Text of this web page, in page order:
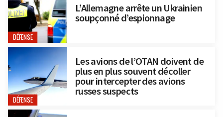
DÉFENSE
L’Allemagne arrête un Ukrainien
soupçonné d’espionnage
DÉFENSE
Les avions de l’OTAN doivent de
plus en plus souvent décoller
pour intercepter des avions
russes suspects